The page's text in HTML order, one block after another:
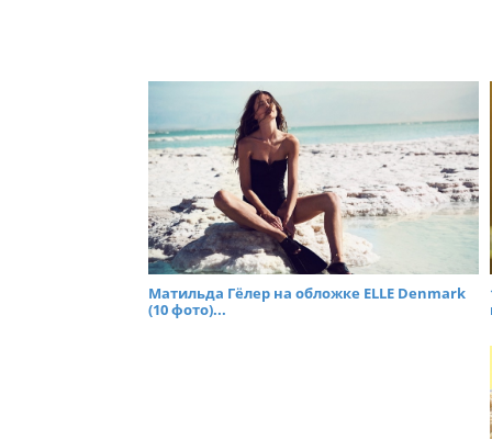
Матильда Гёлер на обложке ELLE Denmark
(10 фото)...